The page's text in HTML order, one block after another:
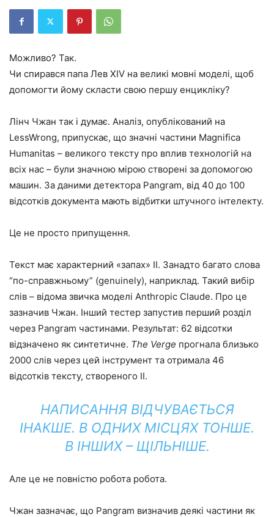
Можливо? Так.
Чи спирався папа Лев XIV на великі мовні моделі, щоб
допомогти йому скласти свою першу енцикліку?
Лінч Чжан так і думає. Аналіз, опублікований на
LessWrong, припускає, що значні частини Magnifica
Humanitas – великого тексту про вплив технологій на
всіх нас – були значною мірою створені за допомогою
машин. За даними детектора Pangram, від 40 до 100
відсотків документа мають відбитки штучного інтелекту.
Це не просто припущення.
Текст має характерний «запах» ІІ. Занадто багато слова
“по-справжньому” (genuinely), наприклад. Такий вибір
слів – відома звичка моделі Anthropic Claude. Про це
зазначив Чжан. Інший тестер запустив перший розділ
через Pangram частинами. Результат: 62 відсотки
відзначено як синтетичне. The Verge прогнала близько
2000 слів через цей інструмент та отримала 46
відсотків тексту, створеного ІІ.
НАПИСАННЯ ВІДЧУВАЄТЬСЯ
ІНАКШЕ. В ОДНИХ МІСЦЯХ ТОНШЕ.
В ІНШИХ – ЩІЛЬНІШЕ.
Але це не повністю робота робота.
Чжан зазначає, що Pangram визначив деякі частини як